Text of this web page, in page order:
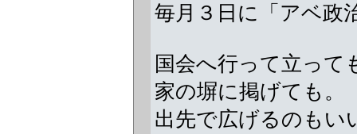
毎月３日に「アベ政
国会へ行って立って
家の塀に掲げても。
出先で広げるのもい